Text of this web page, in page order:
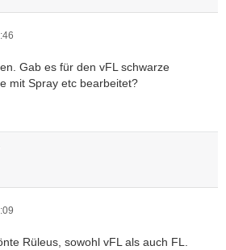
Gab es für den vFL schwarze
mit Spray etc bearbeitet?
Rüleus, sowohl vFL als auch FL.